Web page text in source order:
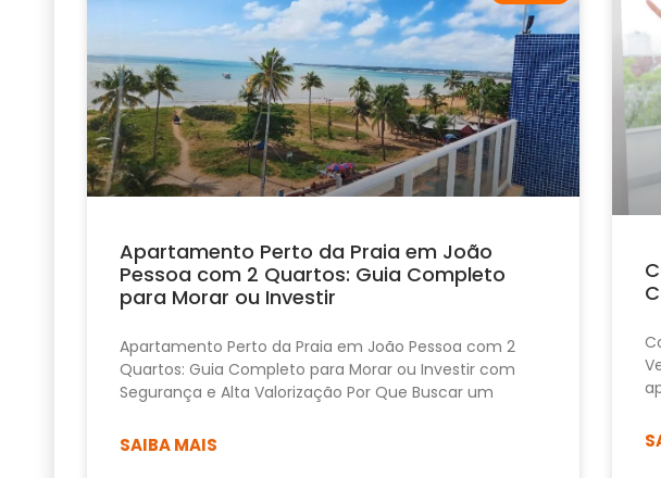
Apartamento Perto da Praia em João
Pessoa com 2 Quartos: Guia Completo
para Morar ou Investir
Apartamento Perto da Praia em João Pessoa com 2
Quartos: Guia Completo para Morar ou Investir com
Segurança e Alta Valorização Por Que Buscar um
SAIBA MAIS